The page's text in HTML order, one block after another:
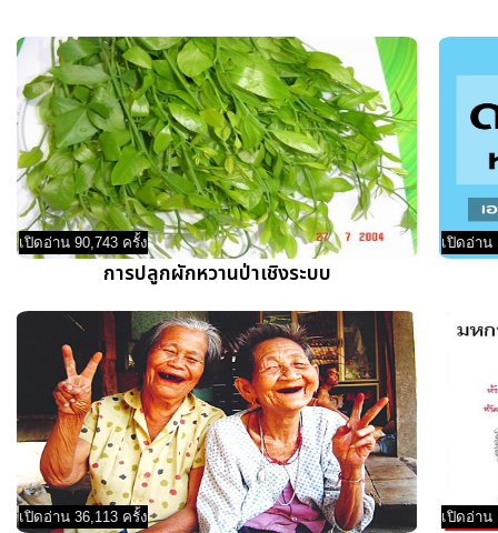
เปิดอ่าน 90,743 ครั้ง
การปลูกผักหวานป่าเชิงระบบ
เปิดอ่าน
เปิดอ่าน 36,113 ครั้ง เปิดอ่าน